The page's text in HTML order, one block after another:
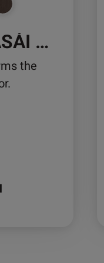
2906 – MASÁI OAK
the